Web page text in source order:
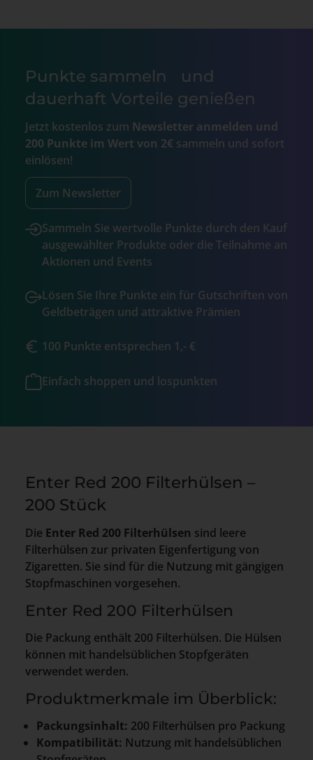
Punkte sammeln und
dauerhaft Vorteile genießen
Jetzt kostenlos zum Newsletter anmelden und
200 Punkte im Wert von 2€ sammeln und sofort
einlösen!
Zum Newsletter
Sammeln Sie wertvolle Punkte durch den Kauf
ausgewählter Produkte oder die Teilnahme an
Aktionen und Events
Lösen Sie Ihre Punkte ein für Gutschriften von
Geldbeträgen und attraktive Prämien
100 Punkte entsprechen 1,- €
Einfach shoppen und lospunkten
Enter Red 200 Filterhülsen –
200 Stück
Die Enter Red 200 Filterhülsen sind leere
Filterhülsen zur privaten Eigenfertigung von
Zigaretten. Sie sind für die Nutzung mit gängigen
Stopfmaschinen vorgesehen.
Enter Red 200 Filterhülsen
Die Packung enthält 200 Filterhülsen. Die Hülsen
können mit handelsüblichen Stopfgeräten
verwendet werden.
Produktmerkmale im Überblick:
Packungsinhalt: 200 Filterhülsen pro Packung
Kompatibilität: Nutzung mit handelsüblichen